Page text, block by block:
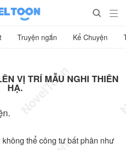
 
Truyện ngắn Kể Chuyện
VỊ TRÍ MẪU NGHI THIÊN
HẠ.
thể công tư bất phân như